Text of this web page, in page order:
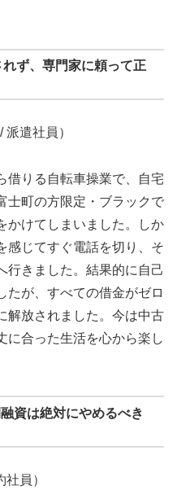
ず、専門家に頼って正
派遣社員）
借りる自転車操業で、自宅
士町の方限定・ブラックで
かけてしまいました。しか
感じてすぐ電話を切り、そ
行きました。結果的に自己
たが、すべての借金がゼロ
解放されました。今は中古
に合った生活を心から楽し
資は絶対にやめるべき
員）